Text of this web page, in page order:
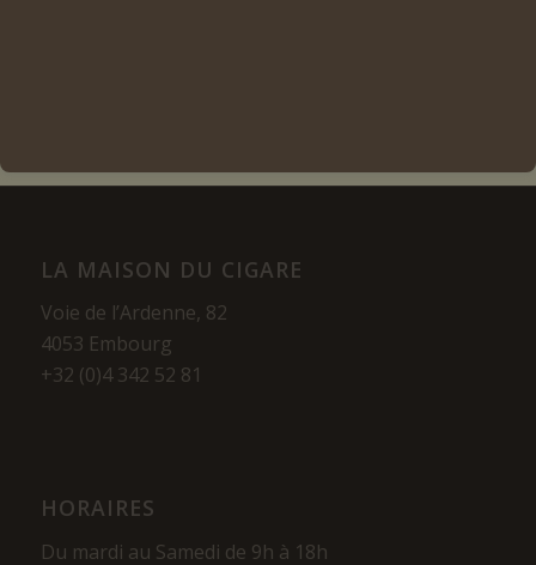
LA MAISON DU CIGARE
Voie de l’Ardenne, 82
4053 Embourg
+32 (0)4 342 52 81
HORAIRES
Du mardi au Samedi de 9h à 18h